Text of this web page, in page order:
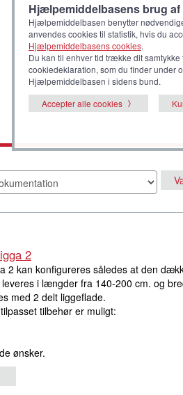
2
2 kan konfigureres således at den
i længder fra 140-200 cm. og
med 2 delt liggeflade.
tilbehør er muligt:
ønsker.
Hjælpemiddelbasens brug
Hjælpemiddelbasen benytter
anvendes cookies til statistik, hvis du
Hjælpemiddelbasens cookies.
Du kan til enhver tid trække dit
cookiedeklaration, som du finder under
Hjælpemiddelbasen i sidens bund.
Accepter alle cookies